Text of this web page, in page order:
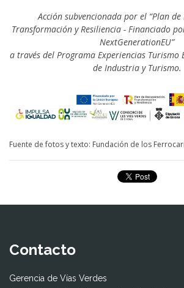
Acción subvencionada por el “Plan de
Transformación y Resiliencia - Financiado
NextGenerationEU”
a través del Programa Experiencias Turismo
de Industria y Turismo.
Fuente de fotos y texto: Fundación de los
Contacto
Gerencia de Vías Verdes